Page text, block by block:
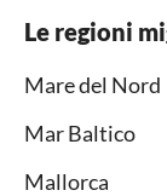
Le regioni
Mare del Nord
Mar Baltico
Mallorca